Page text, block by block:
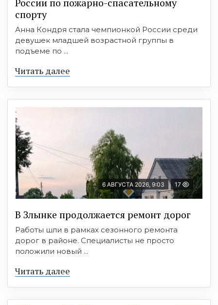
России по пожарно-спасательному
спорту
Анна Кондря стала чемпионкой России среди
девушек младшей возрастной группы в
подъеме по ...
Читать далее
6 АВГУСТА 2026, 9:03 17
В Злынке продолжается ремонт дорог
Работы шли в рамках сезонного ремонта
дорог в районе. Специалисты не просто
положили новый ...
Читать далее